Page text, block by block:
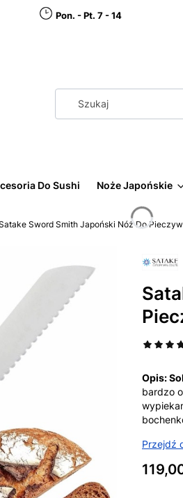
Pon. - Pt. 7 - 14
Do Sushi Noże Japońskie
Sword Smith Japoński Nóż Do
Opis:
bardzo
Przejdź
Cena